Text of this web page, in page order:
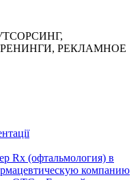
РЕКЛАМНОЕ
Rx (офтальмология) в
компанию